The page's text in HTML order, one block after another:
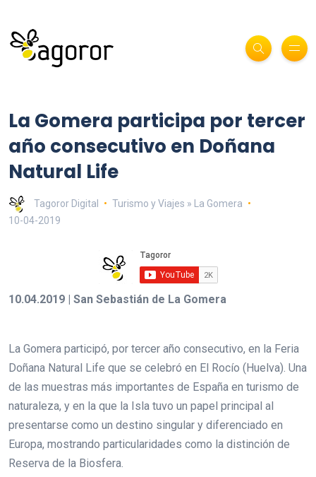
La Gomera participa por tercer
año consecutivo en Doñana
Natural Life
Tagoror Digital
Turismo y Viajes » La Gomera
10-04-2019
10.04.2019 | San Sebastián de La Gomera
La Gomera participó, por tercer año consecutivo, en la Feria
Doñana Natural Life que se celebró en El Rocío (Huelva). Una
de las muestras más importantes de España en turismo de
naturaleza, y en la que la Isla tuvo un papel principal al
presentarse como un destino singular y diferenciado en
Europa, mostrando particularidades como la distinción de
Reserva de la Biosfera.